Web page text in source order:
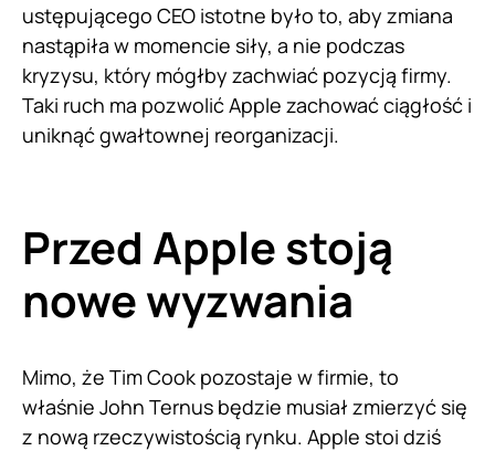
ustępującego CEO istotne było to, aby zmiana
nastąpiła w momencie siły, a nie podczas
kryzysu, który mógłby zachwiać pozycją firmy.
Taki ruch ma pozwolić Apple zachować ciągłość i
uniknąć gwałtownej reorganizacji.
Przed Apple stoją
nowe wyzwania
Mimo, że Tim Cook pozostaje w firmie, to
właśnie John Ternus będzie musiał zmierzyć się
z nową rzeczywistością rynku. Apple stoi dziś